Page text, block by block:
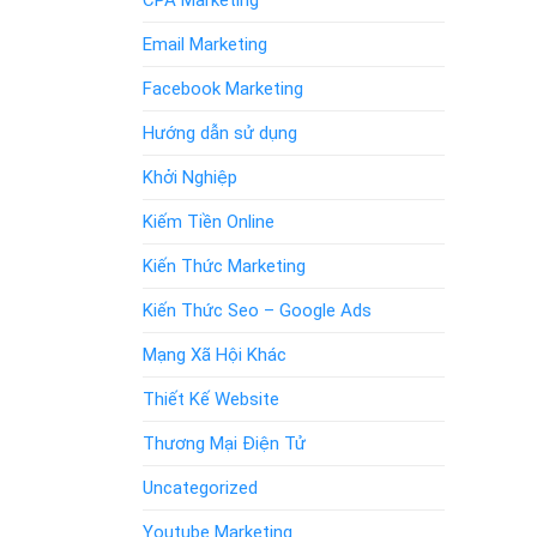
Email Marketing
Facebook Marketing
Hướng dẫn sử dụng
Khởi Nghiệp
Kiếm Tiền Online
Kiến Thức Marketing
Kiến Thức Seo – Google Ads
Mạng Xã Hội Khác
Thiết Kế Website
Thương Mại Điện Tử
Uncategorized
Youtube Marketing